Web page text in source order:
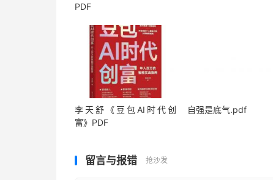
PDF
李天舒《豆包AI时代创
富》PDF
自强是底气.pdf
留言与报错 抢沙发